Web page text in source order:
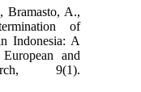
Bramasto, A.,
of
Indonesia: A
European and
9(1).